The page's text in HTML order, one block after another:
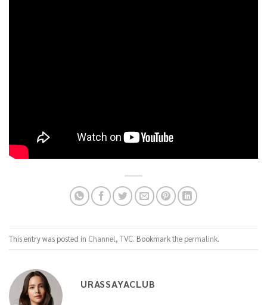
This entry was posted in Channel, TVC. Bookmark the permalink.
URASSAYACLUB